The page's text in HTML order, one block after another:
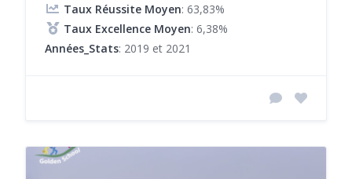
Taux Réussite Moyen: 63,83%
Taux Excellence Moyen: 6,38%
Années_Stats: 2019 et 2021